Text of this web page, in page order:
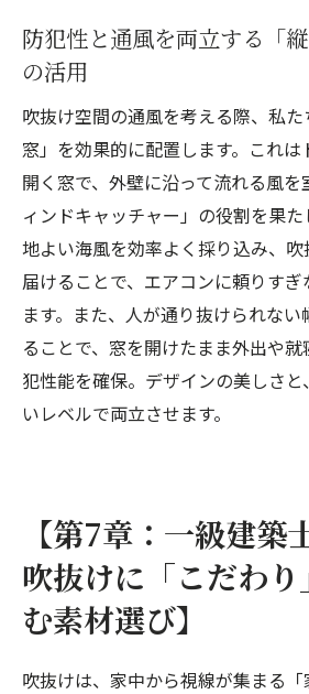
防犯性と通風を両立する「縦
の活用
吹抜け空間の通風を考える際、私
窓」を効果的に配置します。これ
開く窓で、外壁に沿って流れる風
ィンドキャッチャー」の役割を果
地よい海風を効率よく採り込み、
届けることで、エアコンに頼りす
ます。また、人が通り抜けられな
ることで、窓を開けたまま外出や
犯性能を確保。デザインの美しさ
いレベルで両立させます。
【第7章：一級建築
吹抜けに「こだわ
む素材選び】
吹抜けは、家中から視線が集まる